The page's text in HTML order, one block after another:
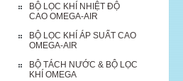
BỘ LỌC KHÍ NHIỆT ĐỘ
CAO OMEGA-AIR
BỘ LỌC KHÍ ÁP SUẤT CAO
OMEGA-AIR
BỘ TÁCH NƯỚC & BỘ LỌC
KHÍ OMEGA